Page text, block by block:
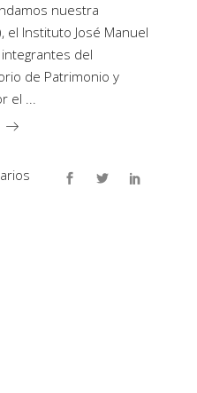
nuestra
el Instituto José Manuel
del
de Patrimonio y
el